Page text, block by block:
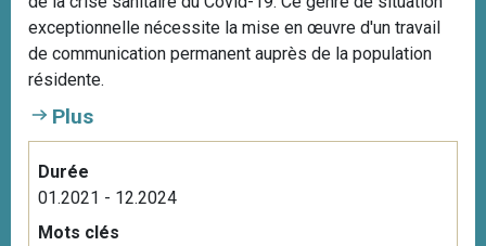
exceptionnelle nécessite la mise en œuvre d'un travail
de communication permanent auprès de la population
résidente.
Plus
Durée
01.2021 - 12.2024
Mots clés